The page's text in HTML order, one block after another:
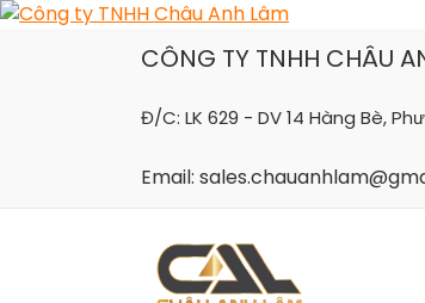
Skip
CÔNG TY TNHH CHÂU
Đ/C: LK 629 - DV 14 Hàng Bè,
Email: